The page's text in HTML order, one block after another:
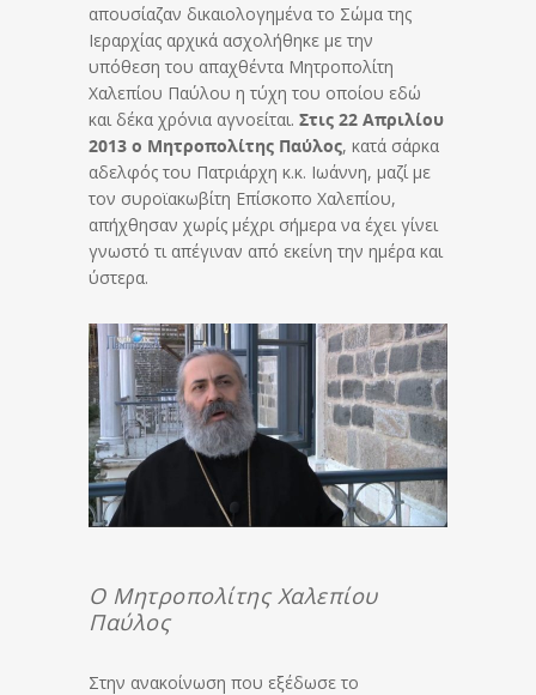
απουσίαζαν δικαιολογημένα το Σώμα της
Ιεραρχίας αρχικά ασχολήθηκε με την
υπόθεση του απαχθέντα Μητροπολίτη
Χαλεπίου Παύλου η τύχη του οποίου εδώ
και δέκα χρόνια αγνοείται. Στις 22 Απριλίου
2013 ο Μητροπολίτης Παύλος, κατά σάρκα
αδελφός του Πατριάρχη κ.κ. Ιωάννη, μαζί με
τον συροϊακωβίτη Επίσκοπο Χαλεπίου,
απήχθησαν χωρίς μέχρι σήμερα να έχει γίνει
γνωστό τι απέγιναν από εκείνη την ημέρα και
ύστερα.
Ο Μητροπολίτης Χαλεπίου
Παύλος
Στην ανακοίνωση που εξέδωσε το